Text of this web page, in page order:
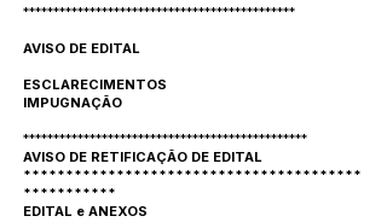
*********************************************
AVISO DE EDITAL
ESCLARECIMENTOS
IMPUGNAÇÃO
***********************************************
AVISO DE RETIFICAÇÃO DE EDITAL
****************************************
***********
EDITAL e ANEXOS